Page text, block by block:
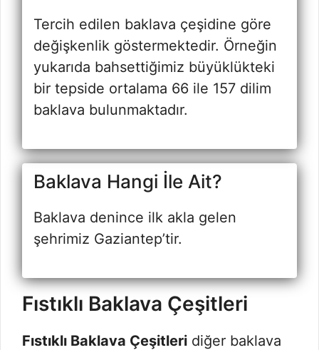
Tercih edilen baklava çeşidine göre
değişkenlik göstermektedir. Örneğin
yukarıda bahsettiğimiz büyüklükteki
bir tepside ortalama 66 ile 157 dilim
baklava bulunmaktadır.
Baklava Hangi İle Ait?
Baklava denince ilk akla gelen
şehrimiz Gaziantep’tir.
Fıstıklı Baklava Çeşitleri
Fıstıklı Baklava Çeşitleri diğer baklava